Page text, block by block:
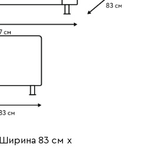
Ширина 83 см х